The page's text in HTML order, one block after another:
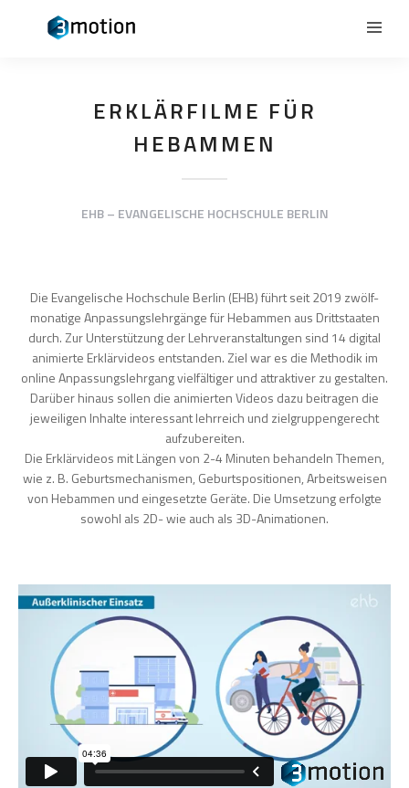
ERKLÄRFILME FÜR
HEBAMMEN
EHB – EVANGELISCHE HOCHSCHULE BERLIN
Die Evangelische Hochschule Berlin (EHB) führt seit 2019 zwölf-
monatige Anpassungslehrgänge für Hebammen aus Drittstaaten
durch. Zur Unterstützung der Lehrveranstaltungen sind 14 digital
animierte Erklärvideos entstanden. Ziel war es die Methodik im
online Anpassungslehrgang vielfältiger und attraktiver zu gestalten.
Darüber hinaus sollen die animierten Videos dazu beitragen die
jeweiligen Inhalte interessant lehrreich und zielgruppengerecht
aufzubereiten.
Die Erklärvideos mit Längen von 2-4 Minuten behandeln Themen,
wie z. B. Geburtsmechanismen, Geburtspositionen, Arbeitsweisen
von Hebammen und eingesetzte Geräte. Die Umsetzung erfolgte
sowohl als 2D- wie auch als 3D-Animationen.